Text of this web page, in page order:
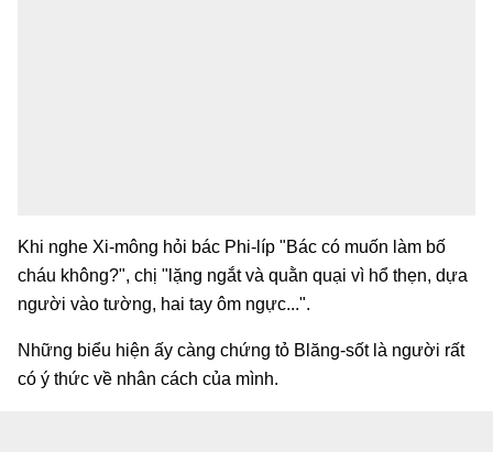
Khi nghe Xi-mông hỏi bác Phi-líp "Bác có muốn làm bố
cháu không?", chị "lặng ngắt và quằn quại vì hổ thẹn, dựa
người vào tường, hai tay ôm ngực...".
Những biểu hiện ấy càng chứng tỏ Blăng-sốt là người rất
có ý thức về nhân cách của mình.